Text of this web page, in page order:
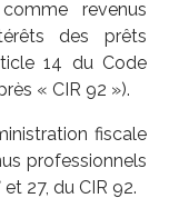
revenus
des prêts
14 du Code
« CIR 92 »).
fiscale
professionnels
et 27, du CIR 92.